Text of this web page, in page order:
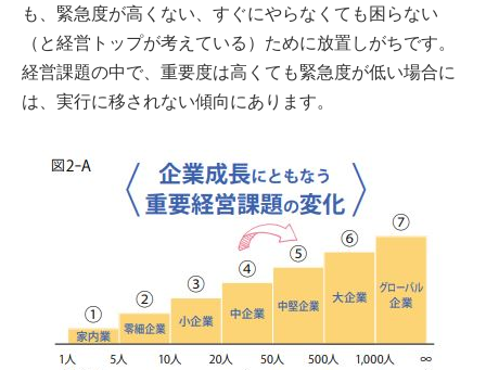
も、緊急度が高くない、すぐにやらなくても困らない
（と経営トップが考えている）ために放置しがちです。
経営課題の中で、重要度は高くても緊急度が低い場合に
は、実行に移されない傾向にあります。